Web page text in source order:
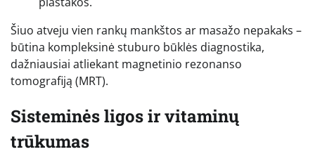
Šiuo atveju vien rankų mankštos ar masažo nepakaks –
būtina kompleksinė stuburo būklės diagnostika,
dažniausiai atliekant magnetinio rezonanso
tomografiją (MRT).
Sisteminės ligos ir vitaminų
trūkumas